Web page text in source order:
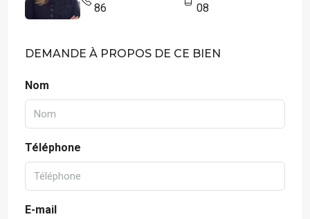
86
08
DEMANDE À PROPOS DE CE BIEN
Nom
Téléphone
E-mail